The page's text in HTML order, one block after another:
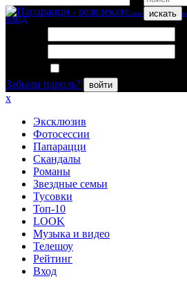
искать
вход
Забыли пароль?
войти
x
Эксклюзив
Фотосессии
Папарацци
Скандалы
Романы
Звездные семьи
Тусовки
Топ-10
LOOK
Музыка и видео
Телешоу
Рейтинг
Вход